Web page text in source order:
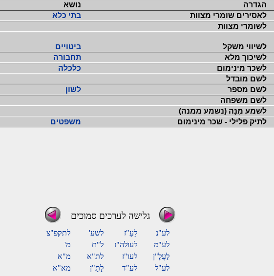
הגדרה נושא
לאסירים שומרי מצוות
בתי כלא
לשומרי מצוות
לשיווי משקל
ביטויים
לשיכוך מלא
תחבורה
לשכר מינימום
כלכלה
לשם מובדל
לשם מספר
לשון
לשם משפחה
לשמע מִנַּה (נשמע ממנה)
לתיק פלילי - שכר מינימום משפטים
גלישה לערכים סמוכים
לע"נ לַעַ"ז לשע'
לתקפ"צ
לע"מ
לעולה"ז ל"ת
מ'
לַעֲלָ"ן
לעו"ז לת"א
מ"א
לע"ל
לע"ד לָתָ"ן
מא"א